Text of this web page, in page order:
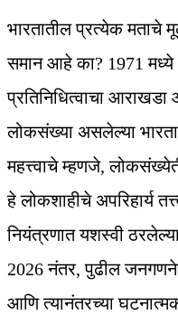
भारतातील प्रत्येक मताचे
समान आहे का? 1971
प्रतिनिधित्वाचा
लोकसंख्या असलेल्या
महत्त्वाचे म्हणजे,
हे लोकशाहीचे अपरिहार्य
नियंत्रणात यशस्वी
2026 नंतर, पुढील
आणि त्यानंतरच्या